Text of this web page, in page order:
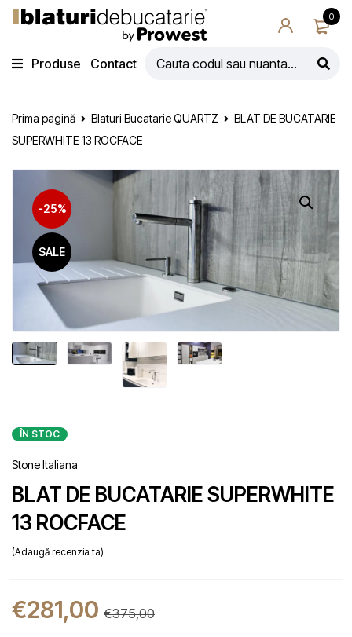
0
Produse Contact
Prima pagină Blaturi Bucatarie QUARTZ
BLAT DE BUCATARIE
SUPERWHITE 13 ROCFACE
-25%
SALE
ÎN STOC
Stone Italiana
BLAT DE BUCATARIE SUPERWHITE
13 ROCFACE
Adaugă recenzia ta
€375,00
€281,00